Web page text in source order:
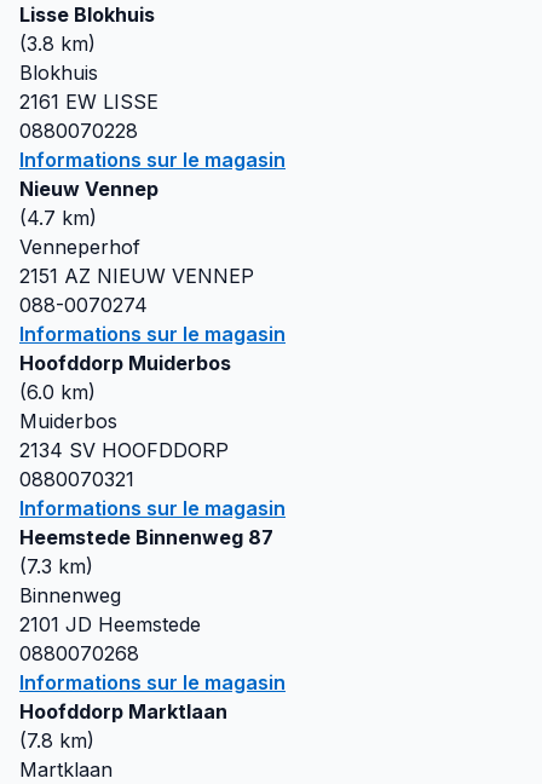
Lisse Blokhuis
(3.8 km)
Blokhuis
2161 EW LISSE
0880070228
Informations sur le magasin
Nieuw Vennep
(4.7 km)
Venneperhof
2151 AZ NIEUW VENNEP
088-0070274
Informations sur le magasin
Hoofddorp Muiderbos
(6.0 km)
Muiderbos
2134 SV HOOFDDORP
0880070321
Informations sur le magasin
Heemstede Binnenweg 87
(7.3 km)
Binnenweg
2101 JD Heemstede
0880070268
Informations sur le magasin
Hoofddorp Marktlaan
(7.8 km)
Martklaan